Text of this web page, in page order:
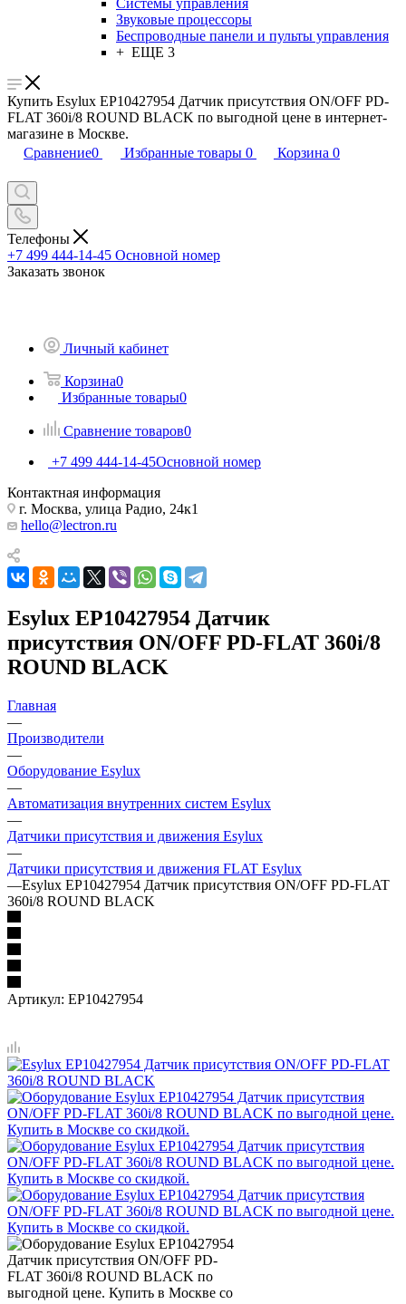
Системы управления
Звуковые процессоры
Беспроводные панели и пульты управления
+ ЕЩЕ 3
Купить Esylux EP10427954 Датчик присутствия ON/OFF PD-
FLAT 360i/8 ROUND BLACK по выгодной цене в интернет-
магазине в Москве.
Сравнение0 Избранные товары 0 Корзина 0
Телефоны
+7 499 444-14-45 Основной номер
Заказать звонок
Личный кабинет
Корзина0
Избранные товары0
Сравнение товаров0
+7 499 444-14-45Основной номер
Контактная информация
г. Москва, улица Радио, 24к1
hello@lectron.ru
Esylux EP10427954 Датчик
присутствия ON/OFF PD-FLAT 360i/8
ROUND BLACK
Главная
—
Производители
—
Оборудование Esylux
—
Автоматизация внутренних систем Esylux
—
Датчики присутствия и движения Esylux
—
Датчики присутствия и движения FLAT Esylux
—Esylux EP10427954 Датчик присутствия ON/OFF PD-FLAT
360i/8 ROUND BLACK
Артикул: EP10427954